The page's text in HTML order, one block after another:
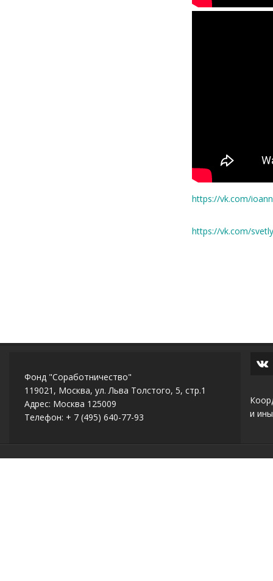
https://vk.com/
https://vk.com/
Фонд "Соработничество"
119021, Москва, ул. Льва Толстого, 5, стр.1
Адрес: Москва 125009
Телефон: + 7 (495) 640-77-93
и